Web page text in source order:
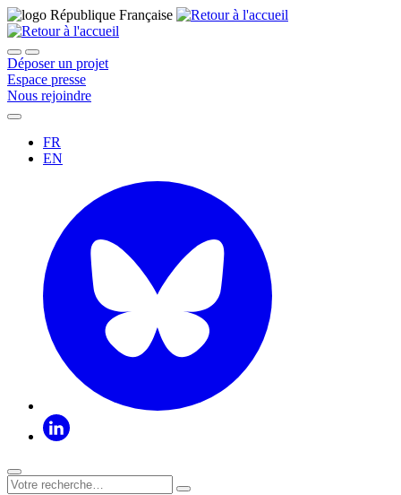
Déposer un projet
Espace presse
Nous rejoindre
FR
EN